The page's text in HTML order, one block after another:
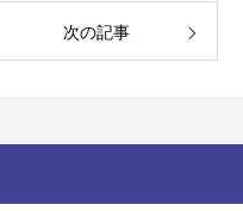
次の記事